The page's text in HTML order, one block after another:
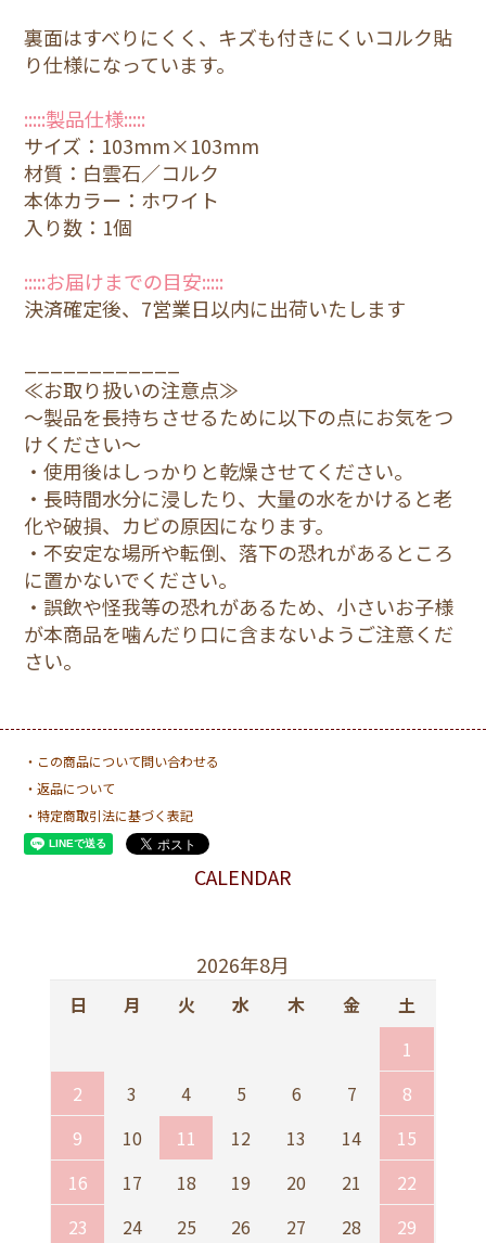
裏面はすべりにくく、キズも付きにくいコルク貼
り仕様になっています。
:::::製品仕様:::::
サイズ：103mm×103mm
材質：白雲石／コルク
本体カラー：ホワイト
入り数：1個
:::::お届けまでの目安:::::
決済確定後、7営業日以内に出荷いたします
≪お取り扱いの注意点≫
～製品を長持ちさせるために以下の点にお気をつ
けください～
・使用後はしっかりと乾燥させてください。
・長時間水分に浸したり、大量の水をかけると老
化や破損、カビの原因になります。
・不安定な場所や転倒、落下の恐れがあるところ
に置かないでください。
・誤飲や怪我等の恐れがあるため、小さいお子様
が本商品を噛んだり口に含まないようご注意くだ
さい。
・この商品について問い合わせる
・返品について
・特定商取引法に基づく表記
CALENDAR
2026年8月
日 月 火 水 木 金
土
1
2
3 4 5 6 7
8
9
10 11 12 13 14
15
16
17 18 19 20 21
22
23
24 25 26 27 28
29